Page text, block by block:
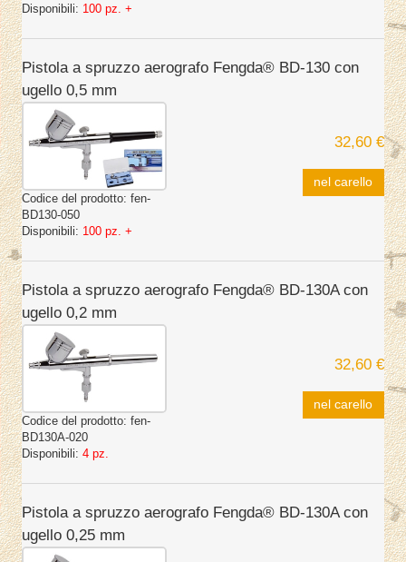
Disponibili: 100 pz. +
Pistola a spruzzo aerografo Fengda® BD-130 con
ugello 0,5 mm
Codice del prodotto: fen-
BD130-050
Disponibili: 100 pz. +
32,60 €
nel carello
Pistola a spruzzo aerografo Fengda® BD-130A con
ugello 0,2 mm
Codice del prodotto: fen-
BD130A-020
Disponibili: 4 pz.
32,60 €
nel carello
Pistola a spruzzo aerografo Fengda® BD-130A con
ugello 0,25 mm